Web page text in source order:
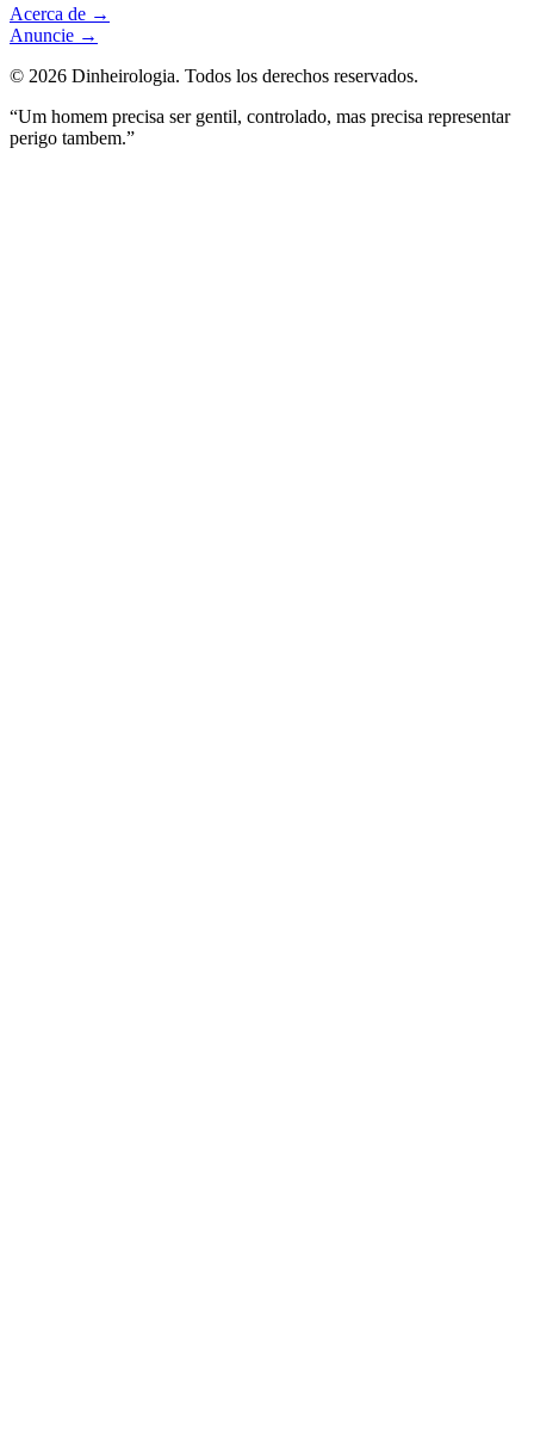
Acerca de →
Anuncie →
© 2026 Dinheirologia. Todos los derechos reservados.
“Um homem precisa ser gentil, controlado, mas precisa representar
perigo tambem.”